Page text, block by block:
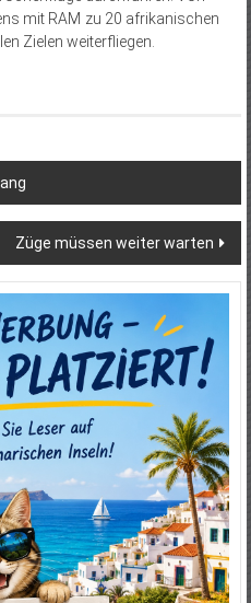
mit RAM zu 20 afrikanischen
Zielen weiterfliegen.
Züge müssen weiter warten